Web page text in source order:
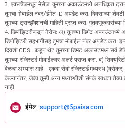
3. एक्सचेंजमधून मेसेज: तुमच्या अकाउंटमध्ये अनधिकृत
तुमचा मोबाईल नंबर/ईमेल ID अपडेट करा. दिवसाच्या
तुमच्या ट्रान्झॅक्शनची माहिती प्राप्त करा. गुंतवणूकदारांच्या
4. डिपॉझिटरीकडून मेसेज: अ) तुमच्या डिमॅट अकाउंटमध्ये
डिपॉझिटरी सहभागीसह तुमचा मोबाईल नंबर अपडेट करा.
दिवशी CDSL कडून थेट तुमच्या डिमॅट अकाउंटमध्ये सर्व
तुमच्या रजिस्टर्ड मोबाईलवर अलर्ट प्राप्त करा. ब)
वेळचा अभ्यास आहे - एकदा सेबी रजिस्टर्ड मध्यस्थ
केल्यानंतर, जेव्हा तुम्ही अन्य मध्यस्थीशी संपर्क साधता
नाही.
ईमेल: support@5paisa.com